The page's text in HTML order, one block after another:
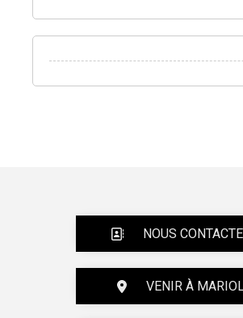
NOUS
VENIR À